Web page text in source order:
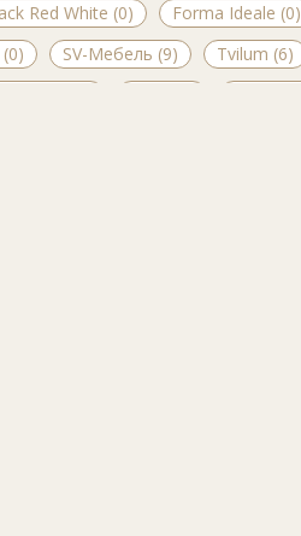
Red White (0) Forma Ideale (0)
SV-Мебель (9) Tvilum (6)